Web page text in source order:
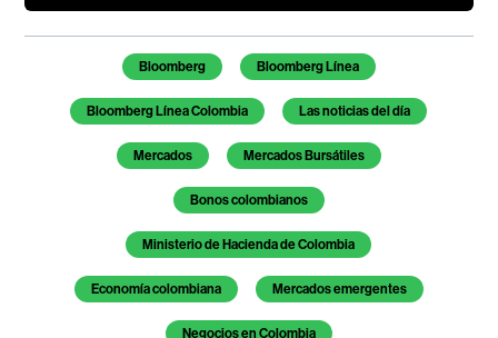
Temas de este artículo
Bloomberg Bloomberg Línea
Bloomberg Línea Colombia Las noticias del día
Mercados Mercados Bursátiles
Bonos colombianos
Ministerio de Hacienda de Colombia
Economía colombiana Mercados emergentes
Negocios en Colombia